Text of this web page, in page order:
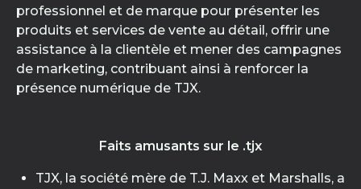
professionnel et de marque pour présenter les
produits et services de vente au détail, offrir une
assistance à la clientèle et mener des campagnes
de marketing, contribuant ainsi à renforcer la
présence numérique de TJX.
Faits amusants sur le .tjx
TJX, la société mère de T.J. Maxx et Marshalls, a